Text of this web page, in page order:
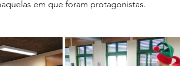
em que foram protagonistas.